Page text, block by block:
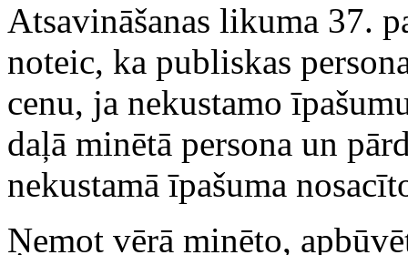
Atsavināšanas likuma 37.
noteic, ka publiskas
cenu, ja nekustamo
daļā minētā persona un
nekustamā īpašuma
Ņemot vērā minēto,